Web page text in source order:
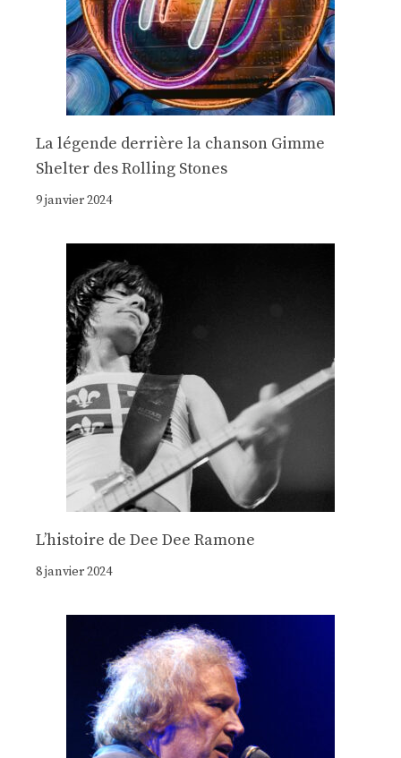
La légende derrière la chanson Gimme
Shelter des Rolling Stones
9 janvier 2024
Lʼhistoire de Dee Dee Ramone
8 janvier 2024